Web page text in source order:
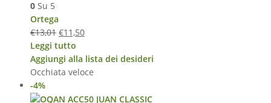
0Su 5
Ortega
€13,01 €11,50
Leggi tutto
Aggiungi alla lista dei desideri
Occhiata veloce
-4%